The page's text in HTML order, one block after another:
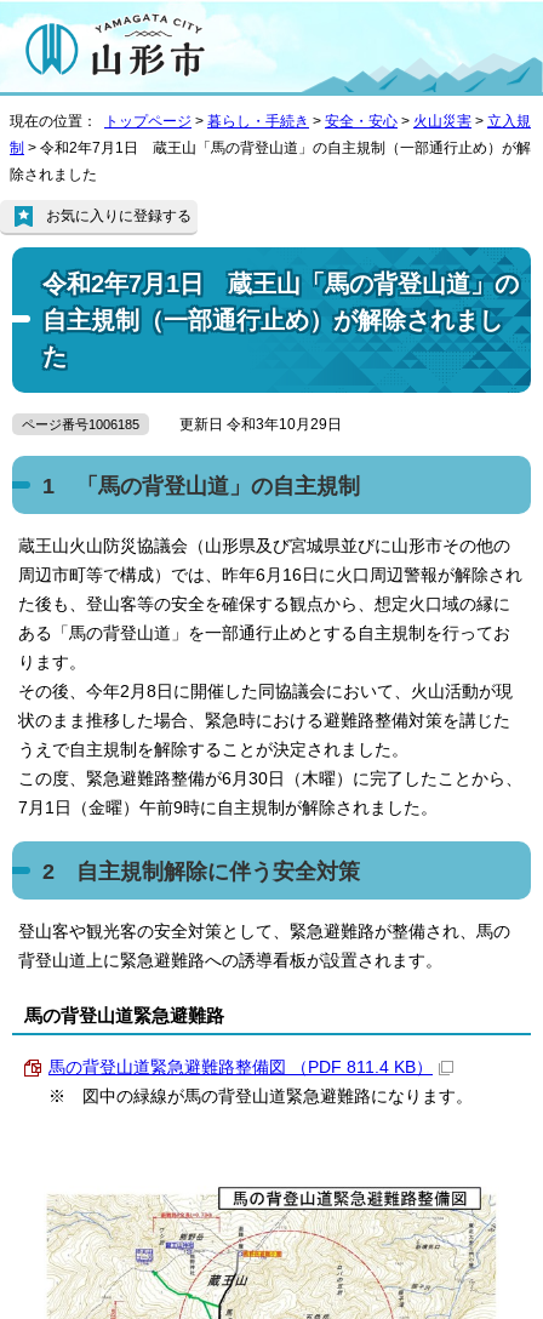
現在の位置： トップページ > 暮らし・手続き > 安全・安心 > 火山災害 > 立入規
制 > 令和2年7月1日 蔵王山「馬の背登山道」の自主規制（一部通行止め）が解
除されました
令和2年7月1日 蔵王山「馬の背登山道」の
自主規制（一部通行止め）が解除されまし
た
お気に入りに登録する
ページ番号1006185 更新日 令和3年10月29日
1 「馬の背登山道」の自主規制
蔵王山火山防災協議会（山形県及び宮城県並びに山形市その他の
周辺市町等で構成）では、昨年6月16日に火口周辺警報が解除され
た後も、登山客等の安全を確保する観点から、想定火口域の縁に
ある「馬の背登山道」を一部通行止めとする自主規制を行ってお
ります。
その後、今年2月8日に開催した同協議会において、火山活動が現
状のまま推移した場合、緊急時における避難路整備対策を講じた
うえで自主規制を解除することが決定されました。
この度、緊急避難路整備が6月30日（木曜）に完了したことから、
7月1日（金曜）午前9時に自主規制が解除されました。
2 自主規制解除に伴う安全対策
登山客や観光客の安全対策として、緊急避難路が整備され、馬の
背登山道上に緊急避難路への誘導看板が設置されます。
馬の背登山道緊急避難路
馬の背登山道緊急避難路整備図 （PDF 811.4 KB）
※ 図中の緑線が馬の背登山道緊急避難路になります。